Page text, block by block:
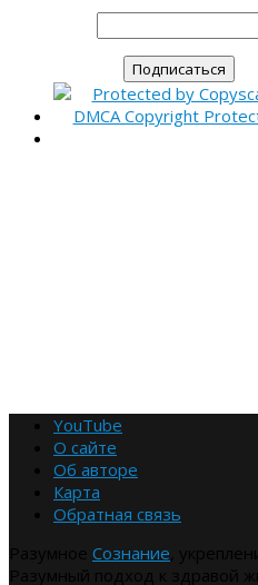
YouTube
О сайте
Об авторе
Карта
Обратная связь
Сознание